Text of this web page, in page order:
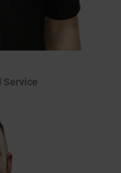
Service